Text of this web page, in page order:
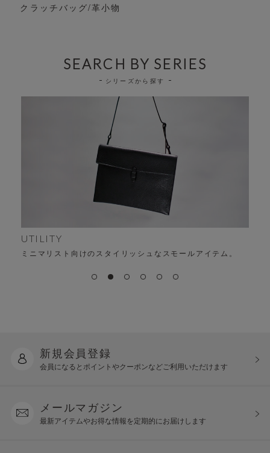
クラッチバッグ/革小物
SEARCH BY SERIES
シリーズから探す
UTILITY
ミニマリスト向けのスタイリッシュなスモールアイテム。
新規会員登録
会員になるとポイントやクーポンなどご利用いただけます
メールマガジン
最新アイテムやお得な情報を定期的にお届けします